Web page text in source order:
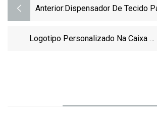
Anterior: Dispensador De Tecido
Logotipo Personalizado Na Caixa De